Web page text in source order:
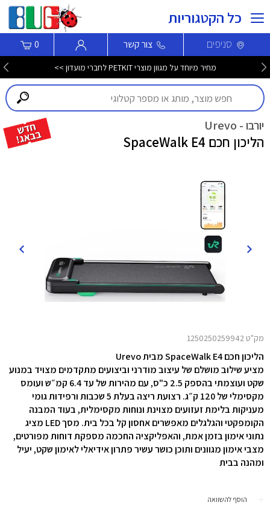
כל הקטגוריות
סניפים צור קשר 0
מחיר מיוחד על מגוון מוצרי PETKIT לחברי מועדון >>
יורבו - Urevo
הליכון חכם SpaceWalk E4
מק"ט 1250250259942
הליכון חכם SpaceWalk E4 מבית
Urevo
מציע שילוב מושלם של עיצוב מודרני וביצועים מתקדמים מצויד במנוע
שקט ועוצמתי בהספק ‎2.5 כ"ס, עם מהירות של עד ‎6.4 קמ״ש ועומס
מקסימלי של ‎120 ק״ג. רצועת ריצה בעלת 5 שכבות ורפידות גומי
מעניקות בלימת זעזועים מצוינת ונוחות מקסימלית, בעוד המבנה
הקומפקטי והגלגלים מאפשרים אחסון קל בכל בית. מסך LED מציג
נתוני אימון בזמן אמת, והאפליקציה החכמה מספקת דוחות מפורטים,
מצבי אימון מגוונים ותוכן כושר עשיר פתרון אידיאלי לאימון שקט, יעיל
ומהנה בבית
הוסף להשוואה